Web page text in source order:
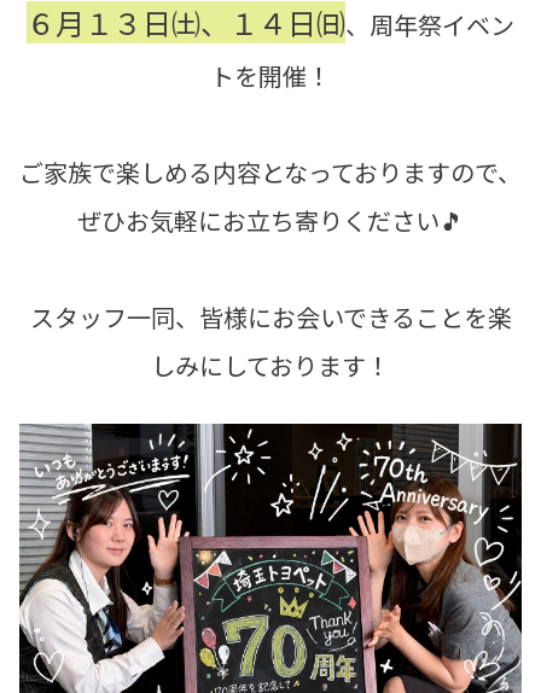
６月１３日㈯、１４日㈰、周年祭イベン
トを開催！
ご家族で楽しめる内容となっておりますので、
ぜひお気軽にお立ち寄りください🎵
スタッフ一同、皆様にお会いできることを楽
しみにしております！